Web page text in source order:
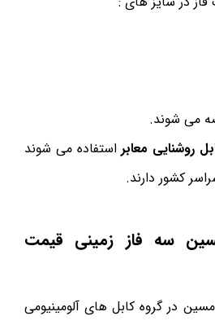
می شوند.
روشنایی معابراستفاده می شوند
کشور دارند.
سه فاز زمینی قیمت
در گروه کابل های آلومینیومی